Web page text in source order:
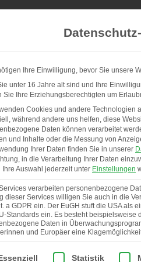
UNSERE STÄLLE & SERVICE
Ihre Einwilligung, bevor Sie unsere
unter 16 Jahre alt sind und Ihre
Sie Ihre Erziehungsberechtigten um
Cookies und andere Technologien
während andere uns helfen, diese
Daten können verarbeitet
und Inhalte oder die Messung von
Ihrer Daten finden Sie in unserer
in die Verarbeitung Ihrer Daten
Ihre Auswahl jederzeit unter Einstellungen
verarbeiten personenbezogene
dieser Services willigen Sie auch in die
a GDPR ein. Der EuGH stuft die USA als
Standards ein. Es besteht beispielsweise
Daten in
und Europäer eine
eine Liste der Service-
Statistik